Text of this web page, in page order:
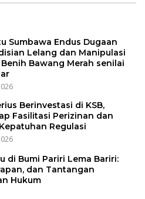
Sumbawa Endus Dugaan
Lelang dan Manipulasi
Bawang Merah senilai
Berinvestasi di KSB,
Fasilitasi Perizinan dan
Regulasi
di Bumi Pariri Lema Bariri:
dan Tantangan
Hukum